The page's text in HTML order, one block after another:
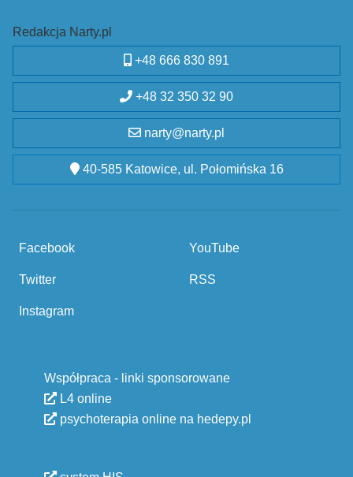
Redakcja Narty.pl
+48 666 830 891
+48 32 350 32 90
narty@narty.pl
40-585 Katowice, ul. Połomińska 16
Facebook
Twitter
Instagram
YouTube
RSS
Współpraca - linki sponsorowane
L4 online
psychoterapia online na hedepy.pl